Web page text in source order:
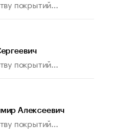
покрытий...
покрытий...
Алексеевич
покрытий...